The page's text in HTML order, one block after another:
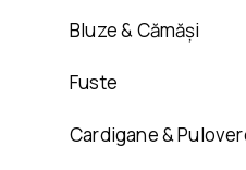
Bluze & Cămăși
Fuste
Cardigane &